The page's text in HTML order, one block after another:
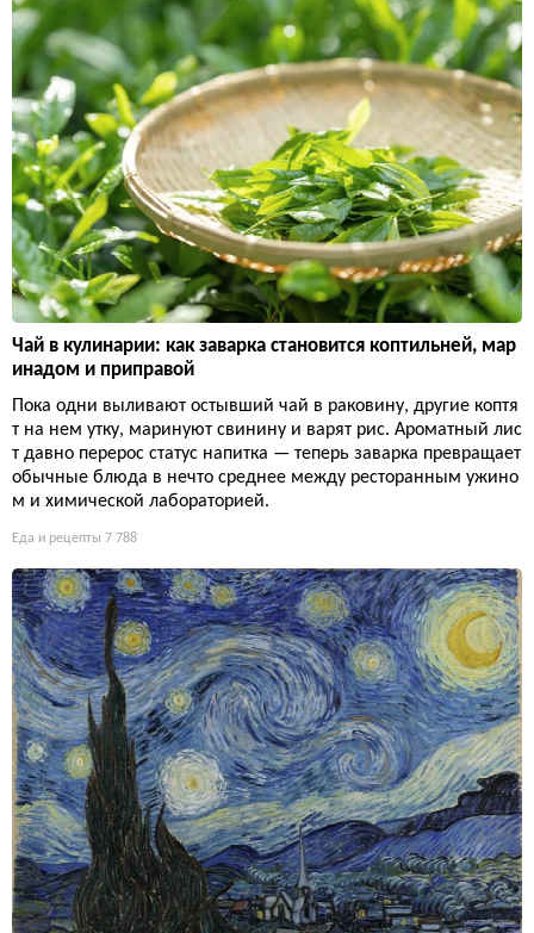
Чай в кулинарии: как заварка становится коптильней, мар
инадом и приправой
Пока одни выливают остывший чай в раковину, другие коптя
т на нем утку, маринуют свинину и варят рис. Ароматный лис
т давно перерос статус напитка — теперь заварка превращает
обычные блюда в нечто среднее между ресторанным ужино
м и химической лабораторией.
Еда и рецепты 7 788